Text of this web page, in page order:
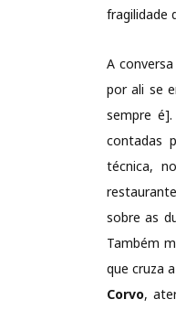
fragilidade
A
por ali se
sempre
contadas
técnica, no
sobre as
Também
que cruza
Corvo,